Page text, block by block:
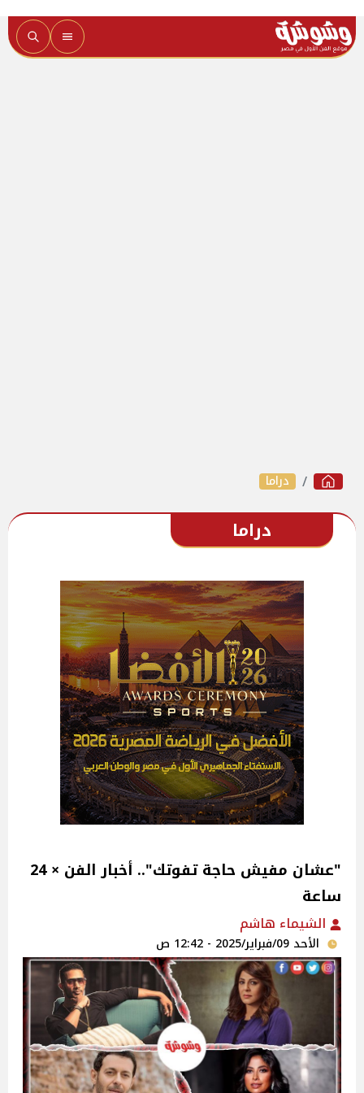
دراما
دراما
"عشان مفيش حاجة تفوتك".. أخبار الفن × 24
ساعة
الشيماء هاشم
الأحد 09/فبراير/2025 - 12:42 ص